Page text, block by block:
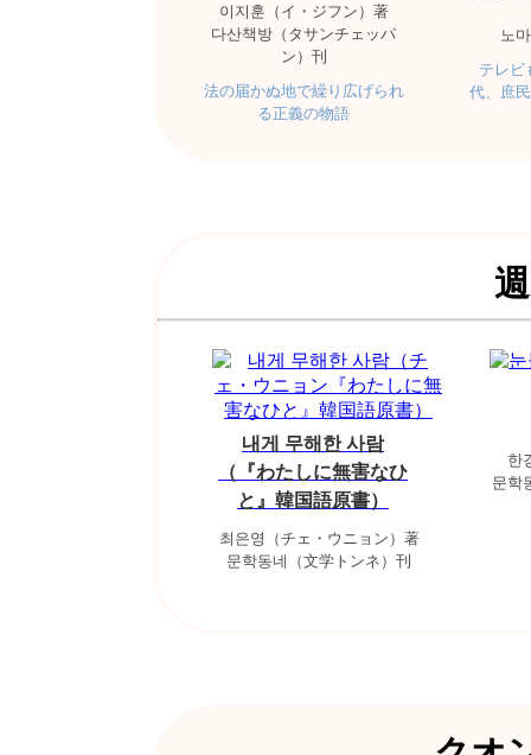
이지훈（イ・ジフン）著
다산책방（タサンチェッパ
ン）刊
法の届かぬ地で繰り広げられ
る正義の物語
노
テレビ
代、庶
내게 무해한 사람
（『わたしに無害なひ
と』韓国語原書）
최은영（チェ・ウニョン）著
문학동네（文学トンネ）刊
한
문학